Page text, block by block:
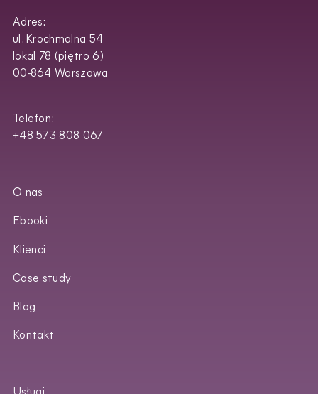
Adres:
ul. Krochmalna 54
lokal 78 (piętro 6)
00-864 Warszawa
Telefon:
+48 573 808 067
O nas
Ebooki
Klienci
Case study
Blog
Kontakt